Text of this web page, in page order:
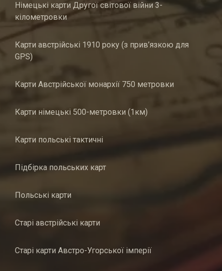
Німецькі карти Другої світової війни 3-
кілометровки
Карти австрійські 1910 року (з прив’язкою для
GPS)
Карти Австрійської монархії 750 метровки
Карти німецькі 500-метровки (1км)
Карти польські тактичні
Підбірка польських карт
Польські карти
Старі австрійські карти
Старі карти Австро-Угорської імперії